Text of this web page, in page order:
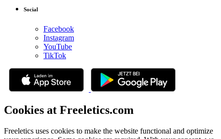
Social
Facebook
Instagram
YouTube
TikTok
Cookies at Freeletics.com
Freeletics uses cookies to make the website functional and optimize